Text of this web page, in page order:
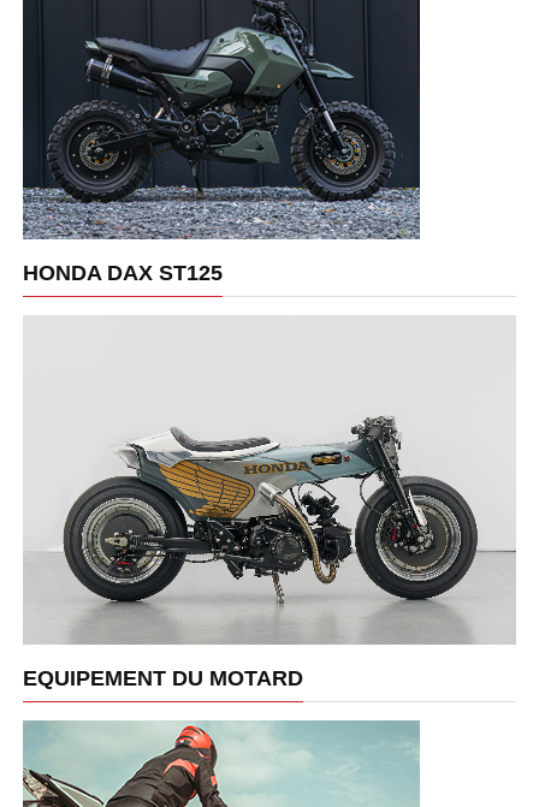
HONDA DAX ST125
EQUIPEMENT DU MOTARD